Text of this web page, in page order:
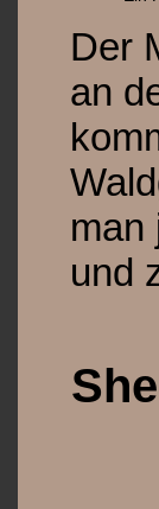
Der
an
man
und